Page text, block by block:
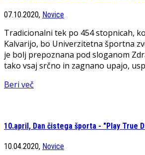
07.10.2020, Novice
Tradicionalni tek po 454 stopnicah,
Kalvarijo, bo Univerzitetna športna
je bolj prepoznana pod sloganom
tako vsaj srčno in zagnano upajo,
Beri več
10.april, Dan čistega športa - "Play True
10.04.2020, Novice